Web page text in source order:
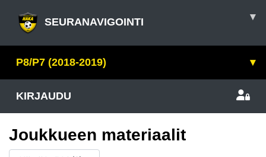
SEURANAVIGOINTI ▾
P8/P7 (2018-2019) ▾
KIRJAUDU
Joukkueen materiaalit